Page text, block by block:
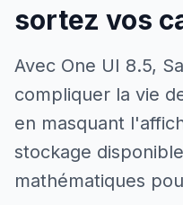
sortez vos
Avec One UI 8.5,
compliquer la vie
en masquant
stockage
mathématiques